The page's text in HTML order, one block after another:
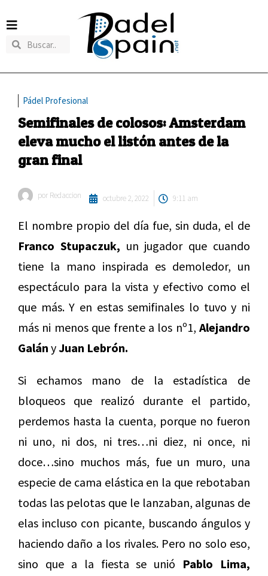
Pádel Profesional
Semifinales de colosos: Amsterdam
eleva mucho el listón antes de la
gran final
por Redaccion octubre 2, 2022 9:11 am
El nombre propio del día fue, sin duda, el de
Franco Stupaczuk, un jugador que cuando
tiene la mano inspirada es demoledor, un
espectáculo para la vista y efectivo como el
que más. Y en estas semifinales lo tuvo y ni
más ni menos que frente a los nº1, Alejandro
Galán yJuan Lebrón.
Si echamos mano de la estadística de
bloqueos que realizó durante el partido,
perdemos hasta la cuenta, porque no fueron
ni uno, ni dos, ni tres…ni diez, ni once, ni
doce…sino muchos más, fue un muro, una
especie de cama elástica en la que rebotaban
todas las pelotas que le lanzaban, algunas de
elas incluso con picante, buscando ángulos y
haciendo daño a los rivales. Pero no solo eso,
sino que a la fiesta se unió Pablo Lima,